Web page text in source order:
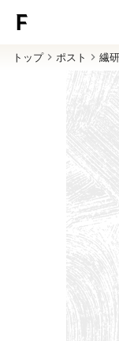
トップ ポスト 繊